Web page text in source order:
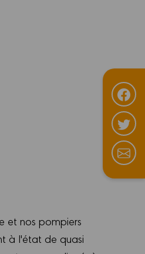
et nos pompiers
à l'état de quasi